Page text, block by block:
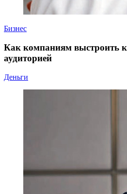
Бизнес
Как компаниям выстроить
аудиторией
Деньги